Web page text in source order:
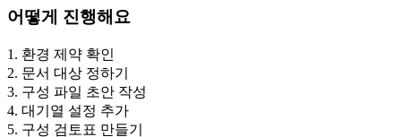
어떻게 진행해요
1 . 환경 제약 확인
2. 문서 대상 정하기
3. 구성 파일 초안 작성
4. 대기열 설정 추가
5. 구성 검토표 만들기